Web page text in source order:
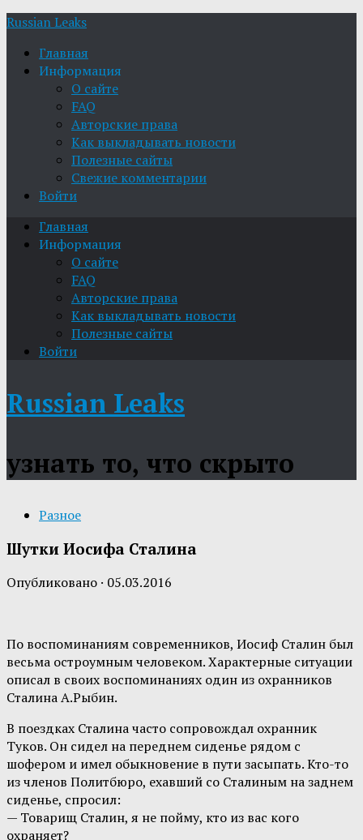
Russian Leaks
Главная
Информация
О сайте
FAQ
Авторские права
Как выкладывать новости
Полезные сайты
Свежие комментарии
Войти
Главная
Информация
О сайте
FAQ
Авторские права
Как выкладывать новости
Полезные сайты
Войти
Russian Leaks
узнать то, что скрыто
Разное
Шутки Иосифа Сталина
Опубликовано · 05.03.2016
По воспоминаниям современников, Иосиф Сталин был
весьма остроумным человеком. Характерные ситуации
описал в своих воспоминаниях один из охранников
Сталина А.Рыбин.
В поездках Сталина часто сопровождал охранник
Туков. Он сидел на переднем сиденье рядом с
шофером и имел обыкновение в пути засыпать. Кто-то
из членов Политбюро, ехавший со Сталиным на заднем
сиденье, спросил:
— Товарищ Сталин, я не пойму, кто из вас кого
охраняет?